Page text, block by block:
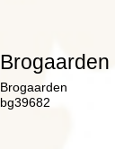
Brogaarden
bg39682